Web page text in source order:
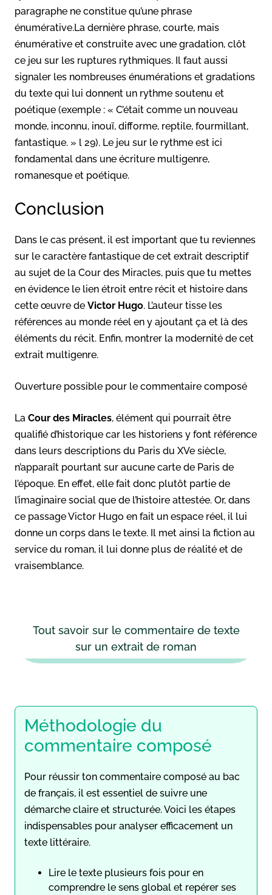
paragraphe ne constitue qu’une phrase
énumérative.La dernière phrase, courte, mais
énumérative et construite avec une gradation, clôt
ce jeu sur les ruptures rythmiques. Il faut aussi
signaler les nombreuses énumérations et gradations
du texte qui lui donnent un rythme soutenu et
poétique (exemple : « C’était comme un nouveau
monde, inconnu, inouï, difforme, reptile, fourmillant,
fantastique. » l 29). Le jeu sur le rythme est ici
fondamental dans une écriture multigenre,
romanesque et poétique.
Conclusion
Dans le cas présent, il est important que tu reviennes
sur le caractère fantastique de cet extrait descriptif
au sujet de la Cour des Miracles, puis que tu mettes
en évidence le lien étroit entre récit et histoire dans
cette œuvre de Victor Hugo. L’auteur tisse les
références au monde réel en y ajoutant ça et là des
éléments du récit. Enfin, montrer la modernité de cet
extrait multigenre.
Ouverture possible pour le commentaire composé
La Cour des Miracles, élément qui pourrait être
qualifié d’historique car les historiens y font référence
dans leurs descriptions du Paris du XVe siècle,
n’apparaît pourtant sur aucune carte de Paris de
l’époque. En effet, elle fait donc plutôt partie de
l’imaginaire social que de l’histoire attestée. Or, dans
ce passage Victor Hugo en fait un espace réel, il lui
donne un corps dans le texte. Il met ainsi la fiction au
service du roman, il lui donne plus de réalité et de
vraisemblance.
Tout savoir sur le commentaire de texte
sur un extrait de roman
Méthodologie du
commentaire composé
Pour réussir ton commentaire composé au bac
de français, il est essentiel de suivre une
démarche claire et structurée. Voici les étapes
indispensables pour analyser efficacement un
texte littéraire.
Lire le texte plusieurs fois pour en
comprendre le sens global et repérer ses